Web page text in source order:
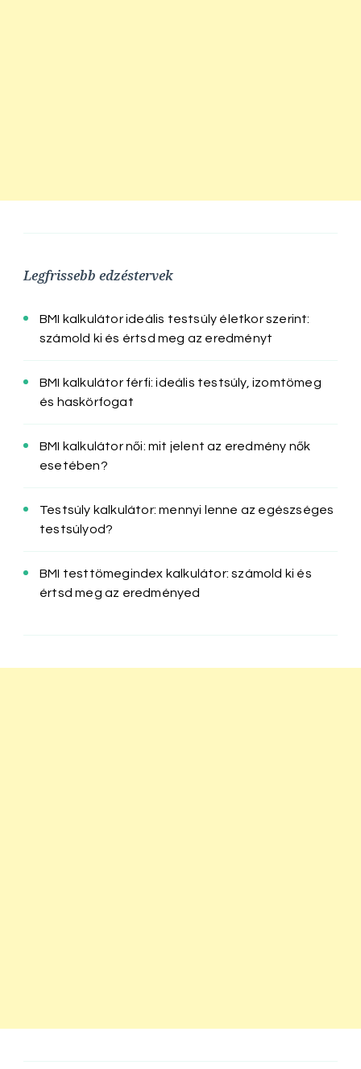
Legfrissebb edzéstervek
BMI kalkulátor ideális testsúly életkor szerint:
számold ki és értsd meg az eredményt
BMI kalkulátor férfi: ideális testsúly, izomtömeg
és haskörfogat
BMI kalkulátor női: mit jelent az eredmény nők
esetében?
Testsúly kalkulátor: mennyi lenne az egészséges
testsúlyod?
BMI testtömegindex kalkulátor: számold ki és
értsd meg az eredményed